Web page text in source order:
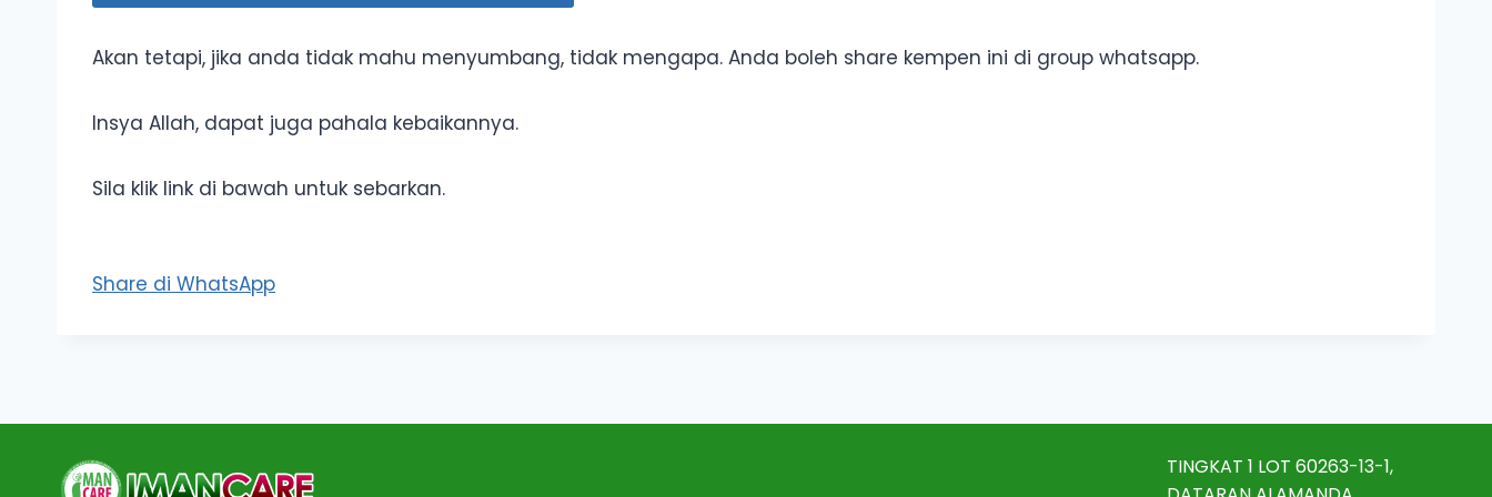
Akan tetapi, jika anda tidak mahu menyumbang, tidak mengapa. Anda boleh share kempen ini di group whatsapp.
Insya Allah, dapat juga pahala kebaikannya.
Sila klik link di bawah untuk sebarkan.
Share di WhatsApp
TINGKAT 1 LOT 60263-13-1,